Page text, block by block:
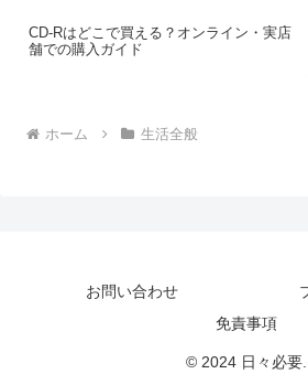
CD-Rはどこで買える？オンライン・実店
舗での購入ガイド
ホーム 生活全般
お問い合わせ
免責事項
© 2024 日々必要.